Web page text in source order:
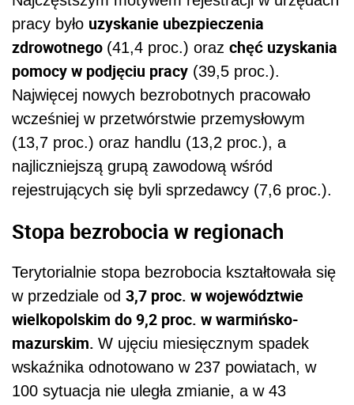
pracy było uzyskanie ubezpieczenia
zdrowotnego (41,4 proc.) oraz chęć uzyskania
pomocy w podjęciu pracy (39,5 proc.).
Najwięcej nowych bezrobotnych pracowało
wcześniej w przetwórstwie przemysłowym
(13,7 proc.) oraz handlu (13,2 proc.), a
najliczniejszą grupą zawodową wśród
rejestrujących się byli sprzedawcy (7,6 proc.).
Stopa bezrobocia w regionach
Terytorialnie stopa bezrobocia kształtowała się
w przedziale od 3,7 proc. w województwie
wielkopolskim do 9,2 proc. w warmińsko-
mazurskim. W ujęciu miesięcznym spadek
wskaźnika odnotowano w 237 powiatach, w
100 sytuacja nie uległa zmianie, a w 43